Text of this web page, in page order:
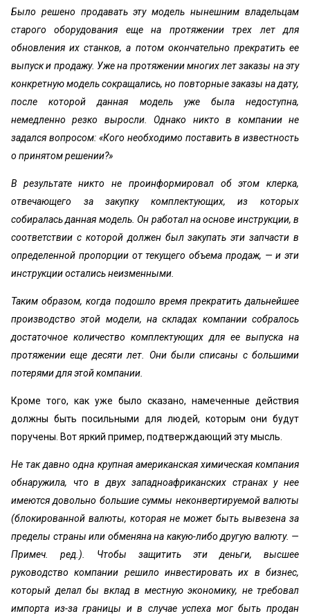
Было решено продавать эту модель нынешним владельцам
старого оборудования еще на протяжении трех лет для
обновления их станков, а потом окончательно прекратить ее
выпуск и продажу. Уже на протяжении многих лет заказы на эту
конкретную модель сокращались, но повторные заказы на дату,
после которой данная модель уже была недоступна,
немедленно резко выросли. Однако никто в компании не
задался вопросом: «Кого необходимо поставить в известность
о принятом решении?»
В результате никто не проинформировал об этом клерка,
отвечающего за закупку комплектующих, из которых
собиралась данная модель. Он работал на основе инструкции, в
соответствии с которой должен был закупать эти запчасти в
определенной пропорции от текущего объема продаж, — и эти
инструкции остались неизменными.
Таким образом, когда подошло время прекратить дальнейшее
производство этой модели, на складах компании собралось
достаточное количество комплектующих для ее выпуска на
протяжении еще десяти лет. Они были списаны с большими
потерями для этой компании.
Кроме того, как уже было сказано, намеченные действия
должны быть посильными для людей, которым они будут
поручены. Вот яркий пример, подтверждающий эту мысль.
Не так давно одна крупная американская химическая компания
обнаружила, что в двух западноафриканских странах у нее
имеются довольно большие суммы неконвертируемой валюты
(блокированной валюты, которая не может быть вывезена за
пределы страны или обменяна на какую-либо другую валюту. —
Примеч. ред.). Чтобы защитить эти деньги, высшее
руководство компании решило инвестировать их в бизнес,
который делал бы вклад в местную экономику, не требовал
импорта из-за границы и в случае успеха мог быть продан